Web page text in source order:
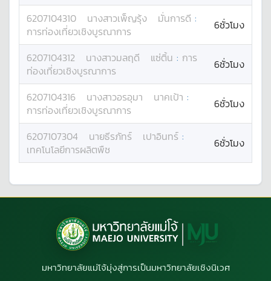
6207104310 นางสาวเพ็ญรุ้ง มั่นการดี :
การท่องเที่ยวเชิงบูรณาการ
6ชั่วโมง
6207104312 นางสาวมลฤดี แซ่ติ้น : การ
ท่องเที่ยวเชิงบูรณาการ
6ชั่วโมง
6207104316 นางสาวอรอุมา นาคเป้า :
การท่องเที่ยวเชิงบูรณาการ
6ชั่วโมง
6207107304 นายธีรภัทร์ เปาอินทร์ :
เทคโนโลยีการผลิตพืช
6ชั่วโมง
มหาวิทยาลัยแม่โจ้มุ่งสู่การเป็นมหาวิทยาลัยเชิงนิเวศ